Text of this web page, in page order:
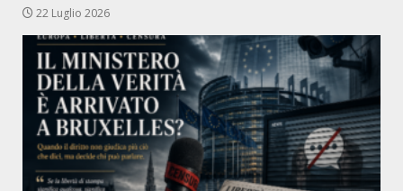
22 Luglio 2026